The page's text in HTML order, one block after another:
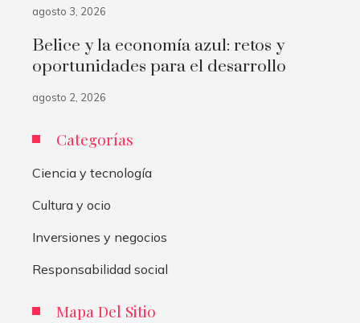
agosto 3, 2026
Belice y la economía azul: retos y
oportunidades para el desarrollo
agosto 2, 2026
Categorías
Ciencia y tecnología
Cultura y ocio
Inversiones y negocios
Responsabilidad social
Mapa Del Sitio